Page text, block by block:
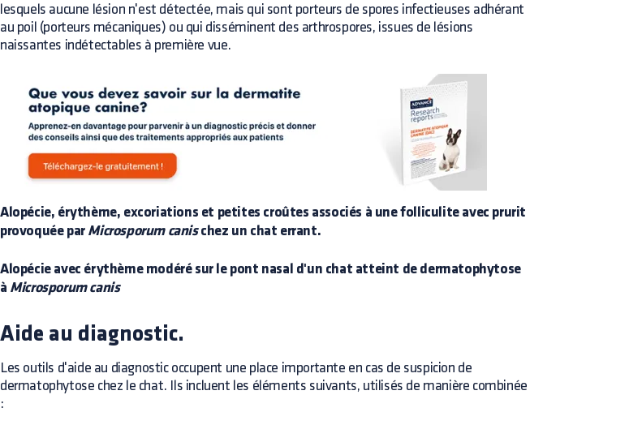
lesquels aucune lésion n'est détectée, mais qui sont porteurs de spores infectieuses adhérant
au poil (porteurs mécaniques) ou qui disséminent des arthrospores, issues de lésions
naissantes indétectables à première vue.
Alopécie, érythème, excoriations et petites croûtes associés à une folliculite avec prurit
provoquée par Microsporum canischez un chat errant.
Alopécie avec érythème modéré sur le pont nasal d'un chat atteint de dermatophytose
à Microsporum canis
Aide au diagnostic.
Les outils d'aide au diagnostic occupent une place importante en cas de suspicion de
dermatophytose chez le chat. Ils incluent les éléments suivants, utilisés de manière combinée
: